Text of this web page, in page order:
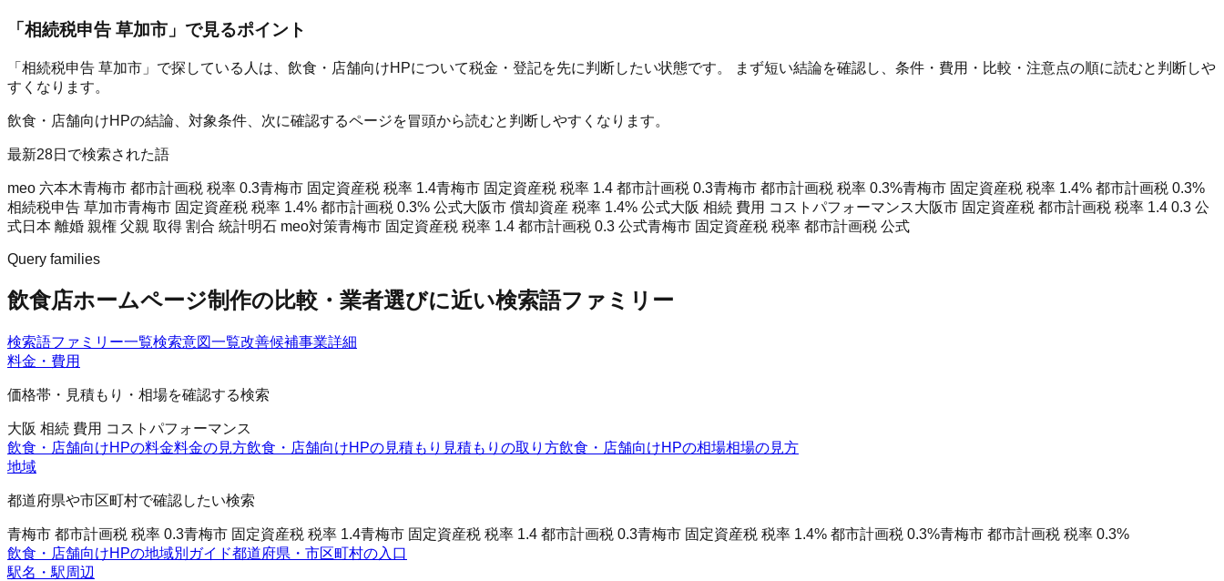
「 相続税申告 草加市 」で見るポイント
「相続税申告 草加市」で探している人は、飲食・店舗向けHPについて税金・登記を先に判断したい状態です。 まず短い結論を確認し、条件・費用・比較・注意点の順に読むと判断しや
すくなります。
飲食・店舗向けHPの結論、対象条件、次に確認するページを冒頭から読むと判断しやすくなります。
最新28日で検索された語
meo 六本木青梅市 都市計画税 税率 0.3青梅市 固定資産税 税率 1.4青梅市 固定資産税 税率 1.4 都市計画税 0.3青梅市 都市計画税 税率 0.3%青梅市 固定資産税 税率 1.4% 都市計画税 0.3%
相続税申告 草加市青梅市 固定資産税 税率 1.4% 都市計画税 0.3% 公式大阪市 償却資産 税率 1.4% 公式大阪 相続 費用 コストパフォーマンス大阪市 固定資産税 都市計画税 税率 1.4 0.3 公
式日本 離婚 親権 父親 取得 割合 統計明石 meo対策青梅市 固定資産税 税率 1.4 都市計画税 0.3 公式青梅市 固定資産税 税率 都市計画税 公式
Query families
飲食店ホームページ制作の比較・業者選びに近い検索語ファミリー
検索語ファミリー一覧検索意図一覧改善候補事業詳細
料金・費用
価格帯・見積もり・相場を確認する検索
大阪 相続 費用 コストパフォーマンス
飲食・店舗向けHPの料金料金の見方飲食・店舗向けHPの見積もり 見積もりの取り方飲食・店舗向けHPの相場相場の見方
地域
都道府県や市区町村で確認したい検索
青梅市 都市計画税 税率 0.3青梅市 固定資産税 税率 1.4青梅市 固定資産税 税率 1.4 都市計画税 0.3青梅市 固定資産税 税率 1.4% 都市計画税 0.3%青梅市 都市計画税 税率 0.3%
飲食・店舗向けHPの地域別ガイド都道府県・市区町村の入口
駅名・駅周辺